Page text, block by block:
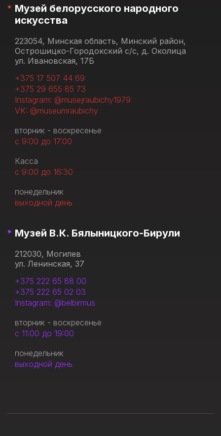
Музей белорусского народного
искусства
223054, Минская область, Минский район,
Острошицко-Городокский с/с, д. Околица
ул. Ивановская, 17Б
+375 17 507 44 69
+375 29 655 85 73
Instagram: @musejraubichy1979
VK: @museumraubichy
вторник - воскресенье
с 9:00 до 17:00
Касса
с 9:00 до 16:30
понедельник
выходной день
Музей В.К. Бялыницкого-Бирули
212030, Могилев
ул. Ленинская, 37
+375 222 65 88 00
+375 222 65 02 03
Instagram: @belbirmus
вторник - воскресенье
с 11:00 до 19:00
понедельник
выходной день